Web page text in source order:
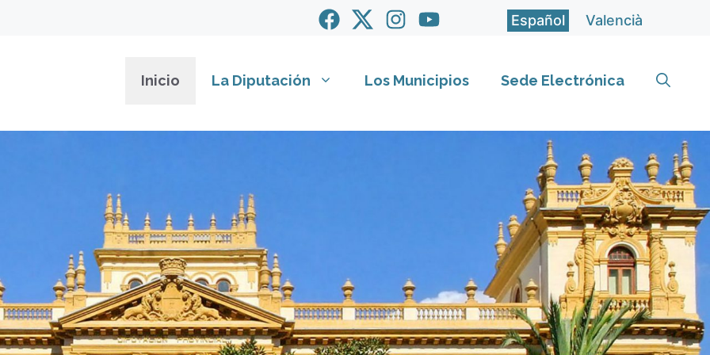
Español Valencià
Inicio La Diputación Los Municipios Sede Electrónica